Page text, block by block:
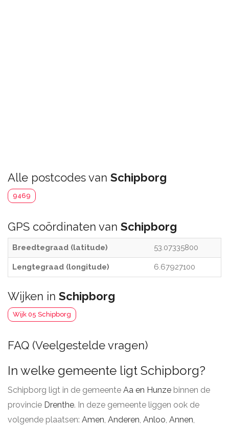
Alle postcodes van Schipborg
9469
GPS coördinaten van Schipborg
Breedtegraad (latitude) 53.07335800
Lengtegraad (longitude) 6.67927100
Wijken in Schipborg
Wijk 05 Schipborg
FAQ (Veelgestelde vragen)
In welke gemeente ligt Schipborg?
Schipborg ligt in de gemeente Aa en Hunze binnen de
provincie Drenthe. In deze gemeente liggen ook de
volgende plaatsen: Amen, Anderen, Anloo, Annen,